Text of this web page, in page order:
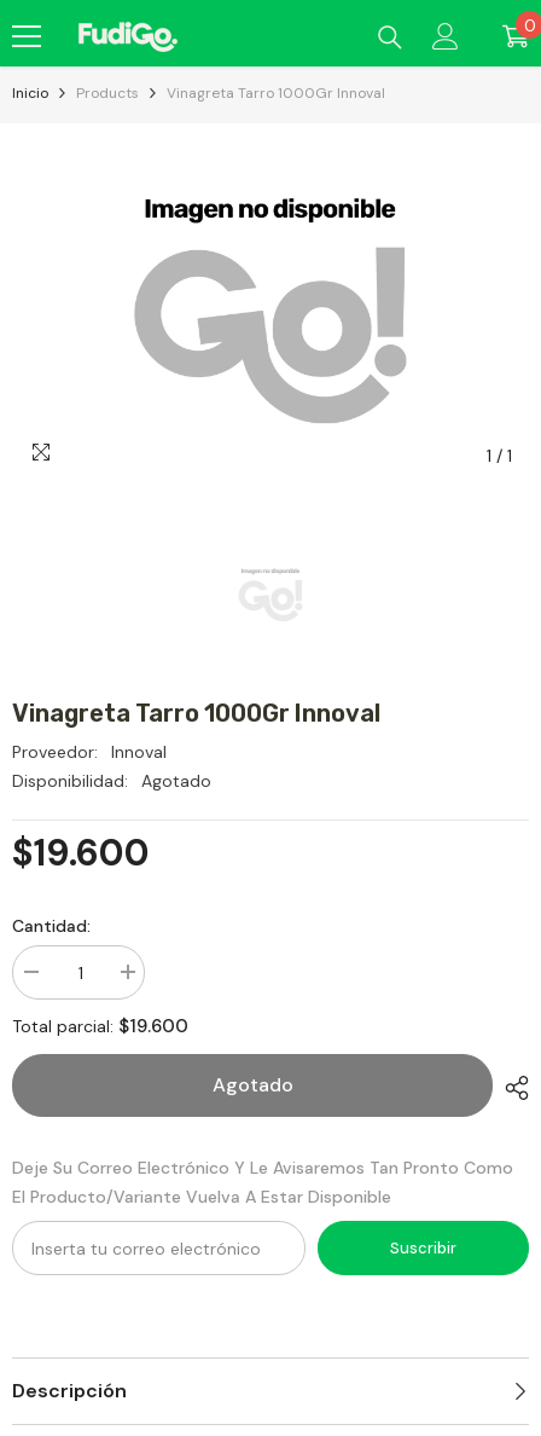
00
Inicio Products Vinagreta Tarro 1000Gr Innoval
1 / 1
Vinagreta Tarro 1000Gr Innoval
Proveedor:
Innoval
Disponibilidad:
Agotado
$19.600
Cantidad:
Disminuir
cantidad
para
Vinagreta
Tarro
aumentar
la
cantidad
para
Vinagreta
Total parcial: $19.600
Agotado
Deje Su Correo Electrónico Y Le Avisaremos Tan Pronto Como
El Producto/variante Vuelva A Estar Disponible
Suscribir
Descripción